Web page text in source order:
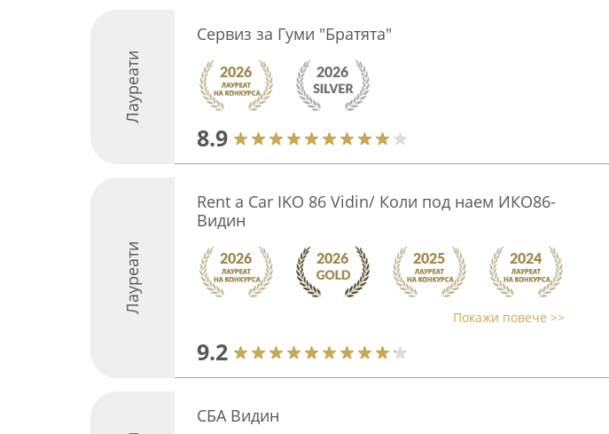
Лауреати
Сервиз за Гуми "Братята"
8.9
Лауреати
Rent a Car IKO 86 Vidin/ Коли под наем ИКО86-
Видин
Покажи повече >>
9.2
СБА Видин